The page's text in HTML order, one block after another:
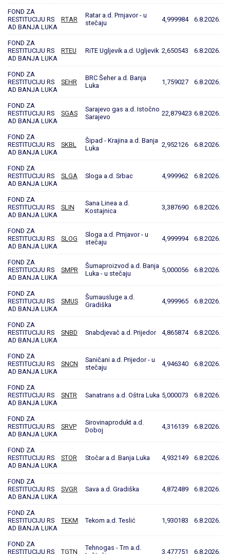
FOND ZA
RESTITUCIJU RS
AD BANJA LUKA
RTAR
Ratar a.d. Prnjavor - u
stečaju
4,999984 6.8.2026.
FOND ZA
RESTITUCIJU RS
AD BANJA LUKA
RTEU RiTE Ugljevik a.d. Ugljevik 2,650543 6.8.2026.
FOND ZA
RESTITUCIJU RS
AD BANJA LUKA
SEHR
BRC Šeher a.d. Banja
Luka
1,759027 6.8.2026.
FOND ZA
RESTITUCIJU RS
AD BANJA LUKA
SGAS
Sarajevo gas a.d. Istočno
Sarajevo
22,879423 6.8.2026.
FOND ZA
RESTITUCIJU RS
AD BANJA LUKA
SKBL
Šipad - Krajina a.d. Banja
Luka
2,952126 6.8.2026.
FOND ZA
RESTITUCIJU RS
AD BANJA LUKA
SLGA Sloga a.d. Srbac 4,999962 6.8.2026.
FOND ZA
RESTITUCIJU RS
AD BANJA LUKA
SLIN
Sana Linea a.d.
Kostajnica
3,387690 6.8.2026.
FOND ZA
RESTITUCIJU RS
AD BANJA LUKA
SLOG
Sloga a.d. Prnjavor - u
stečaju
4,999994 6.8.2026.
FOND ZA
RESTITUCIJU RS
AD BANJA LUKA
SMPR
Šumaproizvod a.d. Banja
Luka - u stečaju
5,000056 6.8.2026.
FOND ZA
RESTITUCIJU RS
AD BANJA LUKA
SMUS
Šumausluge a.d.
Gradiška
4,999965 6.8.2026.
FOND ZA
RESTITUCIJU RS
AD BANJA LUKA
SNBD Snabdjevač a.d. Prijedor 4,865874 6.8.2026.
FOND ZA
RESTITUCIJU RS
AD BANJA LUKA
SNCN
Saničani a.d. Prijedor - u
stečaju
4,946340 6.8.2026.
FOND ZA
RESTITUCIJU RS
AD BANJA LUKA
SNTR Sanatrans a.d. Oštra Luka 5,000073 6.8.2026.
FOND ZA
RESTITUCIJU RS
AD BANJA LUKA
SRVP
Sirovinaprodukt a.d.
Doboj
4,316139 6.8.2026.
FOND ZA
RESTITUCIJU RS
AD BANJA LUKA
STOR Stočar a.d. Banja Luka 4,932149 6.8.2026.
FOND ZA
RESTITUCIJU RS
AD BANJA LUKA
SVGR Sava a.d. Gradiška 4,872489 6.8.2026.
FOND ZA
RESTITUCIJU RS
AD BANJA LUKA
TEKM Tekom a.d. Teslić 1,930183 6.8.2026.
FOND ZA
RESTITUCIJU RS
TGTN
Tehnogas - Trn a.d.
3,477751 6.8.2026.